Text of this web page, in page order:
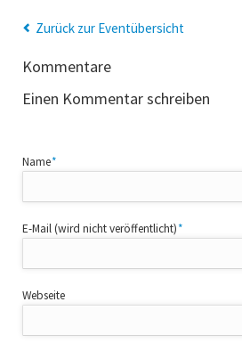
Zurück zur Eventübersicht
Kommentare
Einen Kommentar schreiben
Pflichtfeld
Name*
Pflichtfeld
E-Mail (wird nicht veröffentlicht)*
Webseite